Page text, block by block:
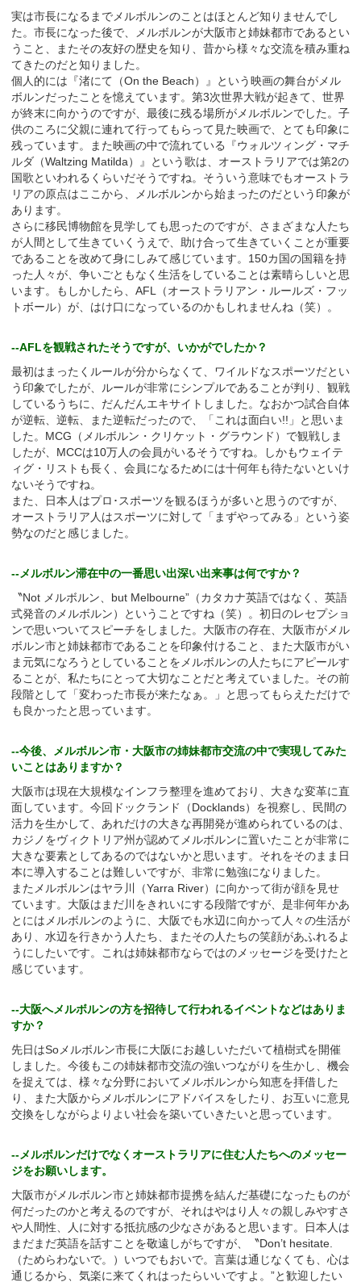
実は市長になるまでメルボルンのことはほとんど知りませんでし
た。市長になった後で、メルボルンが大阪市と姉妹都市であるとい
うこと、またその友好の歴史を知り、昔から様々な交流を積み重ね
てきたのだと知りました。
個人的には『渚にて（On the Beach）』という映画の舞台がメル
ボルンだったことを憶えています。第3次世界大戦が起きて、世界
が終末に向かうのですが、最後に残る場所がメルボルンでした。子
供のころに父親に連れて行ってもらって見た映画で、とても印象に
残っています。また映画の中で流れている『ウォルツィング・マチ
ルダ（Waltzing Matilda）』という歌は、オーストラリアでは第2の
国歌といわれるくらいだそうですね。そういう意味でもオーストラ
リアの原点はここから、メルボルンから始まったのだという印象が
あります。
さらに移民博物館を見学しても思ったのですが、さまざまな人たち
が人間として生きていくうえで、助け合って生きていくことが重要
であることを改めて身にしみて感じています。150カ国の国籍を持
った人々が、争いごともなく生活をしていることは素晴らしいと思
います。もしかしたら、AFL（オーストラリアン・ルールズ・フッ
トボール）が、はけ口になっているのかもしれませんね（笑）。
--AFLを観戦されたそうですが、いかがでしたか？
最初はまったくルールが分からなくて、ワイルドなスポーツだとい
う印象でしたが、ルールが非常にシンプルであることが判り、観戦
しているうちに、だんだんエキサイトしました。なおかつ試合自体
が逆転、逆転、また逆転だったので、「これは面白い!!」と思いま
した。MCG（メルボルン・クリケット・グラウンド）で観戦しま
したが、MCCは10万人の会員がいるそうですね。しかもウェイテ
ィグ・リストも長く、会員になるためには十何年も待たないといけ
ないそうですね。
また、日本人はプロ･スポーツを観るほうが多いと思うのですが、
オーストラリア人はスポーツに対して「まずやってみる」という姿
勢なのだと感じました。
--メルボルン滞在中の一番思い出深い出来事は何ですか？
〝Not メルボルン、but Melbourne”（カタカナ英語ではなく、英語
式発音のメルボルン）ということですね（笑）。初日のレセプショ
ンで思いついてスピーチをしました。大阪市の存在、大阪市がメル
ボルン市と姉妹都市であることを印象付けること、また大阪市がい
ま元気になろうとしていることをメルボルンの人たちにアピールす
ることが、私たちにとって大切なことだと考えていました。その前
段階として「変わった市長が来たなぁ。」と思ってもらえただけで
も良かったと思っています。
--今後、メルボルン市・大阪市の姉妹都市交流の中で実現してみた
いことはありますか？
大阪市は現在大規模なインフラ整理を進めており、大きな変革に直
面しています。今回ドックランド（Docklands）を視察し、民間の
活力を生かして、あれだけの大きな再開発が進められているのは、
カジノをヴィクトリア州が認めてメルボルンに置いたことが非常に
大きな要素としてあるのではないかと思います。それをそのまま日
本に導入することは難しいですが、非常に勉強になりました。
またメルボルンはヤラ川（Yarra River）に向かって街が顔を見せ
ています。大阪はまだ川をきれいにする段階ですが、是非何年かあ
とにはメルボルンのように、大阪でも水辺に向かって人々の生活が
あり、水辺を行きかう人たち、またその人たちの笑顔があふれるよ
うにしたいです。これは姉妹都市ならではのメッセージを受けたと
感じています。
--大阪へメルボルンの方を招待して行われるイベントなどはありま
すか？
先日はSoメルボルン市長に大阪にお越しいただいて植樹式を開催
しました。今後もこの姉妹都市交流の強いつながりを生かし、機会
を捉えては、様々な分野においてメルボルンから知恵を拝借した
り、また大阪からメルボルンにアドバイスをしたり、お互いに意見
交換をしながらよりよい社会を築いていきたいと思っています。
--メルボルンだけでなくオーストラリアに住む人たちへのメッセー
ジをお願いします。
大阪市がメルボルン市と姉妹都市提携を結んだ基礎になったものが
何だったのかと考えるのですが、それはやはり人々の親しみやすさ
や人間性、人に対する抵抗感の少なさがあると思います。日本人は
まだまだ英語を話すことを敬遠しがちですが、〝Don’t hesitate.
（ためらわないで。）いつでもおいで。言葉は通じなくても、心は
通じるから、気楽に来てくれはったらいいですよ。”と歓迎したい